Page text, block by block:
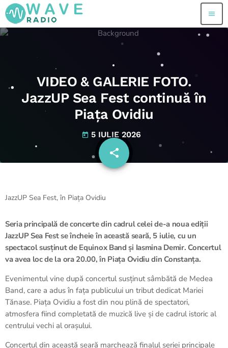
menu
VIDEO & GALERIE FOTO.
JazzUP Sea Fest continuă în
Piața Ovidiu
today 5 IULIE 2026
share
email
JazzUP Sea Fest, în Piața Ovidiu
Seria principală de concerte din cadrul celei de-a noua ediții
JazzUP Sea Fest se încheie în această seară, 5 iulie, cu un
spectacol susținut de Equinox Band și Iasmina Demir. Concertul
va avea loc de la ora 20.00, în Piața Ovidiu din Constanța.
Evenimentul vine după concertul susținut sâmbătă de Medea
Band, care a adus în fața publicului un tribut dedicat Mariei
Tănase. Piața Ovidiu a fost din nou plină de spectatori,
atmosfera fiind completată de muzică live și de cadrul istoric al
centrului vechi al orașului.
Concertul din această seară marchează finalul seriei principale